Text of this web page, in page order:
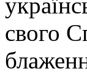
свого